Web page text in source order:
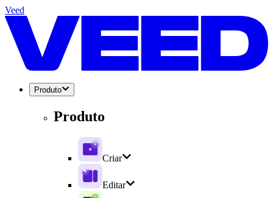
Veed
Produto
Produto
Criar
Editar